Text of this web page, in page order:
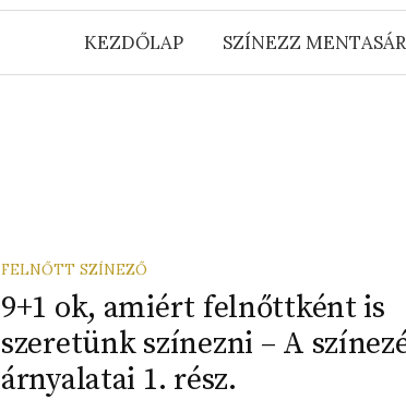
KEZDŐLAP SZÍNEZZ
FELNŐTT SZÍNEZŐ
9+1 ok, amiért felnőttként is
szeretünk színezni – A
árnyalatai 1. rész.